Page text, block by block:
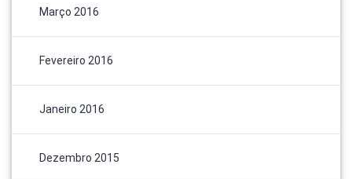
Março 2016
Fevereiro 2016
Janeiro 2016
Dezembro 2015